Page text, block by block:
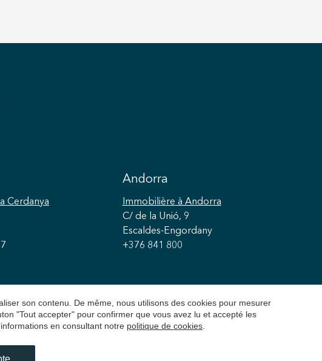
Cerdanya
Andorra
Immobilière à Andorra
C/ de la Unió, 9
Escaldes-Engordany
+376 841 800
son contenu. De même, nous utilisons des cookies pour mesurer
"Tout accepter" pour confirmer que vous avez lu et accepté les
en consultant notre politique de cookies